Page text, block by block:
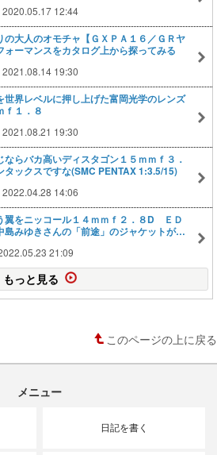
2020.05.17 12:44
の大人のオモチャ【ＧＸＰＡ１６／ＧＲヤ
ォーマンスをカタログ上から探ってみる
2021.08.14 19:30
世界レベルに押し上げた富岡光学のレンズ
ｆ１．８
2021.08.21 19:30
ならバカ高いディスタゴン１５ｍｍｆ３．
タックスですな(SMC PENTAX 1:3.5/15)
2022.04.28 14:06
翼をニッコール１４ｍｍｆ２．８D ＥＤ
島みゆきさんの「前途」のジャケットが見
21:09
もっと見る
このページの上に戻る
メニュー
日記を書く